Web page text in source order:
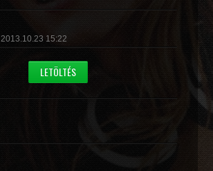
2013.10.23 15:22
LETÖLTÉS